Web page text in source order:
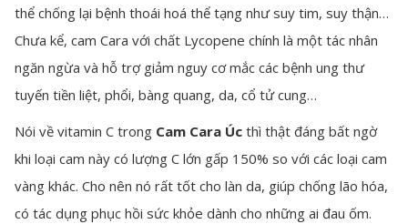
thể chống lại bệnh thoái hoá thể tạng như suy tim, suy thận…
Chưa kể, cam Cara với chất Lycopene chính là một tác nhân
ngăn ngừa và hỗ trợ giảm nguy cơ mắc các bệnh ung thư
tuyến tiền liệt, phổi, bàng quang, da, cổ tử cung…
Nói về vitamin C trong Cam Cara Úc thì thật đáng bất ngờ
khi loại cam này có lượng C lớn gấp 150% so với các loại cam
vàng khác. Cho nên nó rất tốt cho làn da, giúp chống lão hóa,
có tác dụng phục hồi sức khỏe dành cho những ai đau ốm.